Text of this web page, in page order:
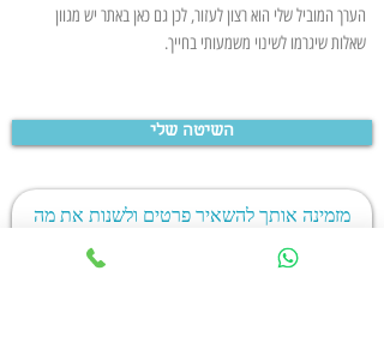
הערך המוביל שלי הוא רצון לעזור, לכן גם כאן באתר יש מגוון
שאלות שיגרמו לשינוי משמעותי בחייך.
השיטה שלי
מזמינה אותך להשאיר פרטים ולשנות את מה